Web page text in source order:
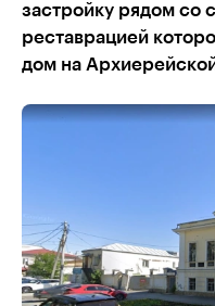
застройку рядом со
реставрацией
дом на